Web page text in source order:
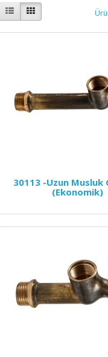
30113 -Uzun Musluk
(Ekonomik)